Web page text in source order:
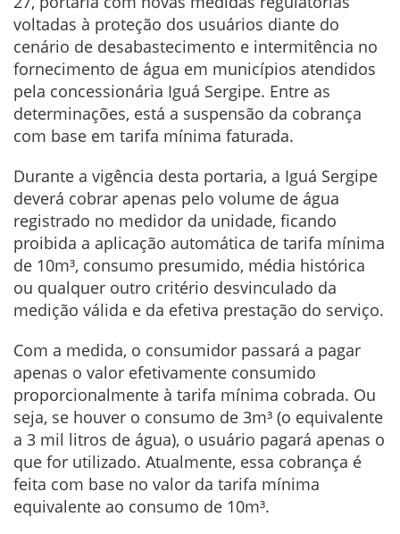
voltadas à proteção dos usuários diante do
cenário de desabastecimento e intermitência no
fornecimento de água em municípios atendidos
pela concessionária Iguá Sergipe. Entre as
determinações, está a suspensão da cobrança
com base em tarifa mínima faturada.
Durante a vigência desta portaria, a Iguá Sergipe
deverá cobrar apenas pelo volume de água
registrado no medidor da unidade, ficando
proibida a aplicação automática de tarifa mínima
de 10m³, consumo presumido, média histórica
ou qualquer outro critério desvinculado da
medição válida e da efetiva prestação do serviço.
Com a medida, o consumidor passará a pagar
apenas o valor efetivamente consumido
proporcionalmente à tarifa mínima cobrada. Ou
seja, se houver o consumo de 3m³ (o equivalente
a 3 mil litros de água), o usuário pagará apenas o
que for utilizado. Atualmente, essa cobrança é
feita com base no valor da tarifa mínima
equivalente ao consumo de 10m³.